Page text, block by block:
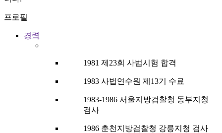
프로필
경력
1981 제23회 사법시험 합격
1983 사법연수원 제13기 수료
1983-1986 서울지방검찰청 동부지청
검사
1986 춘천지방검찰청 강릉지청 검사